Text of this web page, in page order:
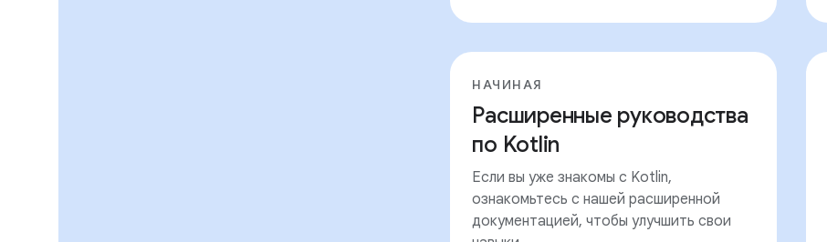
НАЧИНАЯ
Расширенные руководства
по Kotlin
Если вы уже знакомы с Kotlin,
ознакомьтесь с нашей расширенной
документацией, чтобы улучшить свои